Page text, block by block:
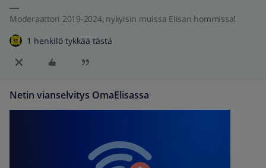
Moderaattori 2019-2024, nykyisin muissa Elisan hommissa!
1 henkilö tykkää tästä
Netin vianselvitys OmaElisassa